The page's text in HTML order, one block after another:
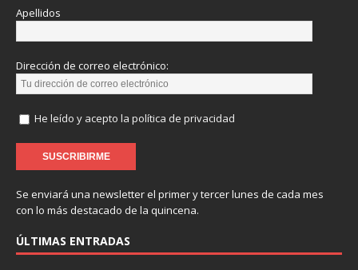
Apellidos
Dirección de correo electrónico:
He leído y acepto la política de privacidad
Se enviará una newsletter el primer y tercer lunes de cada mes
con lo más destacado de la quincena.
ÚLTIMAS ENTRADAS